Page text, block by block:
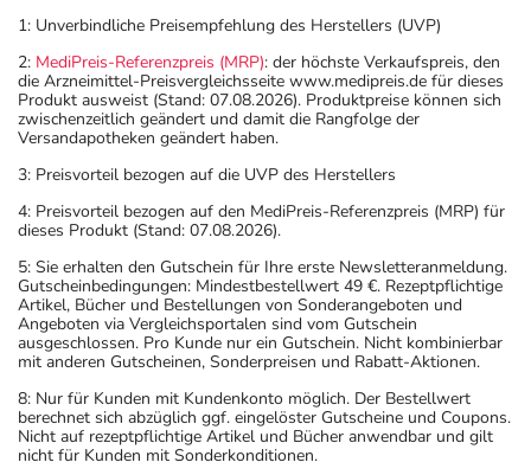
1: Unverbindliche Preisempfehlung des Herstellers (UVP)
2: MediPreis-Referenzpreis (MRP): der höchste Verkaufspreis, den
die Arzneimittel-Preisvergleichsseite www.medipreis.de für dieses
Produkt ausweist (Stand: 07.08.2026). Produktpreise können sich
zwischenzeitlich geändert und damit die Rangfolge der
Versandapotheken geändert haben.
3: Preisvorteil bezogen auf die UVP des Herstellers
4: Preisvorteil bezogen auf den MediPreis-Referenzpreis (MRP) für
dieses Produkt (Stand: 07.08.2026).
5: Sie erhalten den Gutschein für Ihre erste Newsletteranmeldung.
Gutscheinbedingungen: Mindestbestellwert 49 €. Rezeptpflichtige
Artikel, Bücher und Bestellungen von Sonderangeboten und
Angeboten via Vergleichsportalen sind vom Gutschein
ausgeschlossen. Pro Kunde nur ein Gutschein. Nicht kombinierbar
mit anderen Gutscheinen, Sonderpreisen und Rabatt-Aktionen.
8: Nur für Kunden mit Kundenkonto möglich. Der Bestellwert
berechnet sich abzüglich ggf. eingelöster Gutscheine und Coupons.
Nicht auf rezeptpflichtige Artikel und Bücher anwendbar und gilt
nicht für Kunden mit Sonderkonditionen.